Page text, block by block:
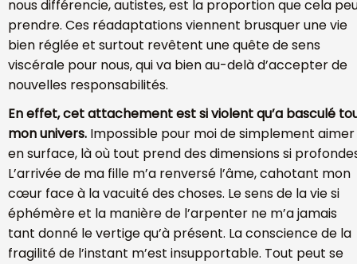
nous différencie, autistes, est la proportion que cela
prendre. Ces réadaptations viennent brusquer une vie
bien réglée et surtout revêtent une quête de sens
viscérale pour nous, qui va bien au-delà d’accepter de
nouvelles responsabilités.
En effet, cet attachement est si violent qu’a basculé
mon univers. Impossible pour moi de simplement aimer
en surface, là où tout prend des dimensions si
L’arrivée de ma fille m’a renversé l’âme, cahotant mon
cœur face à la vacuité des choses. Le sens de la vie si
éphémère et la manière de l’arpenter ne m’a jamais
tant donné le vertige qu’à présent. La conscience de la
fragilité de l’instant m’est insupportable. Tout peut se